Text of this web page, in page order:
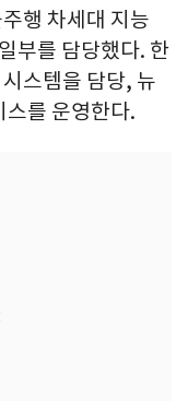
행 차세대 지능
부를 담당했다. 한
스템을 담당, 뉴
스를 운영한다.